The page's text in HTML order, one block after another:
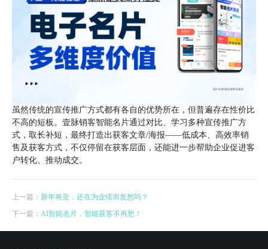
虽然传统的宣传推广方式都有各自的优势所在，但普遍存在性价比
不高的短板。壹脉销客智能名片通过对比、学习多种宣传推广方
式，取长补短，最终打造出获客文章/海报——低成本、高效率销
售及获客方式，不仅停留在获客层面，还能进一步帮助企业促进客
户转化、推动成交。
上一篇： 新年将至，还在为业绩而发愁吗？
下一篇： AI智能名片，智能获客不再愁！